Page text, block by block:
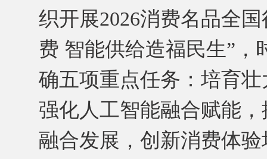
织开展2026消费名品全
费 智能供给造福民生”，
确五项重点任务：培育
强化人工智能融合赋能
融合发展，创新消费体